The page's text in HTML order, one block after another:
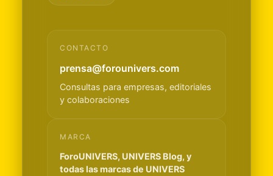
CONTACTO
prensa@forounivers.com
Consultas para empresas, editoriales
y colaboraciones
MARCA
ForoUNIVERS, UNIVERS Blog, y
todas las marcas de UNIVERS